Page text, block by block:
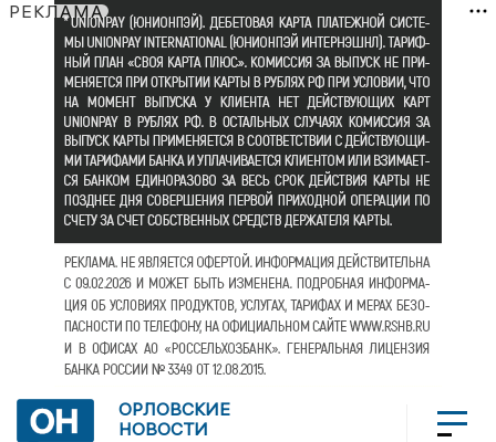
РЕКЛАМА
ОРЛОВСКИЕ
НОВОСТИ